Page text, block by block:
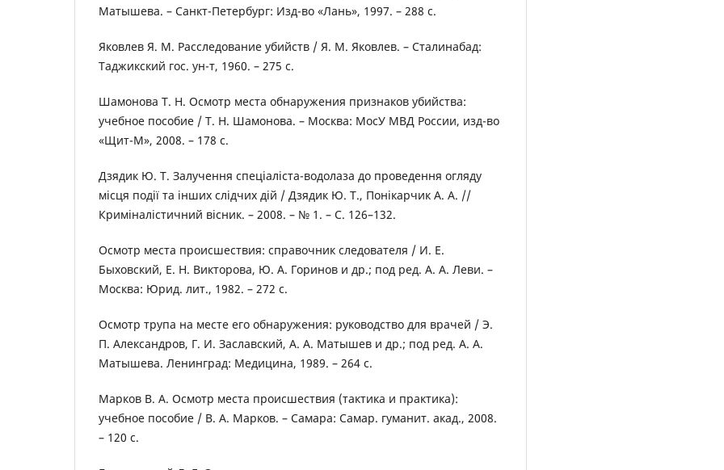
Матышева. – Санкт-Петербург: Изд-во «Лань», 1997. – 288 с.
Яковлев Я. М. Расследование убийств / Я. М. Яковлев. – Сталинабад:
Таджикский гос. ун-т, 1960. – 275 с.
Шамонова Т. Н. Осмотр места обнаружения признаков убийства:
учебное пособие / Т. Н. Шамонова. – Москва: МосУ МВД России, изд-во
«Щит-М», 2008. – 178 с.
Дзядик Ю. Т. Залучення спеціаліста-водолаза до проведення огляду
місця події та інших слідчих дій / Дзядик Ю. Т., Понікарчик А. А. //
Криміналістичний вісник. – 2008. – № 1. – С. 126–132.
Осмотр места происшествия: справочник следователя / И. Е.
Быховский, Е. Н. Викторова, Ю. А. Горинов и др.; под ред. А. А. Леви. –
Москва: Юрид. лит., 1982. – 272 с.
Осмотр трупа на месте его обнаружения: руководство для врачей / Э.
П. Александров, Г. И. Заславский, А. А. Матышев и др.; под ред. А. А.
Матышева. Ленинград: Медицина, 1989. – 264 с.
Марков В. А. Осмотр места происшествия (тактика и практика):
учебное пособие / В. А. Марков. – Самара: Самар. гуманит. акад., 2008.
– 120 с.